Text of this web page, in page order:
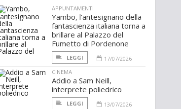
APPUNTAMENTI
Yambo, l’antesignano della
fantascienza italiana torna a
brillare al Palazzo del
Fumetto di Pordenone
LEGGI
17/07/2026
CINEMA
Addio a Sam Neill,
interprete poliedrico
LEGGI 13/07/2026